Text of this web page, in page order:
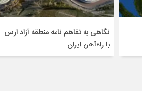
نگاهی به تفاهم نامه منطقه آزاد ارس
با راه‌آهن ایران